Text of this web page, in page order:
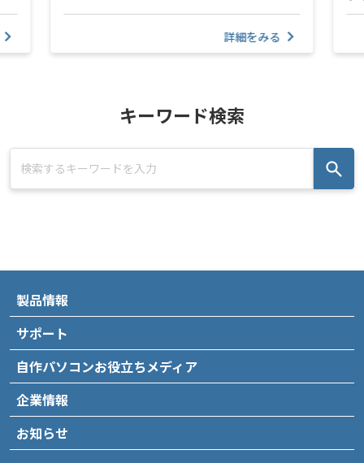
詳細をみる
キーワード検索
製品情報
サポート
自作パソコンお役立ちメディア
企業情報
お知らせ